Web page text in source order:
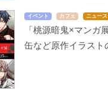
イベント カフェ ニュース
「桃源暗鬼×マンガ
缶など原作イラス